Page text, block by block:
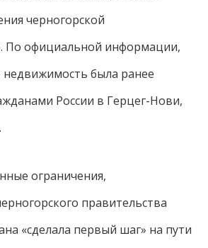
черногорской
По официальной информации,
недвижимость была ранее
России в Герцег-Нови,
ограничения,
правительства
«сделала первый шаг» на пути